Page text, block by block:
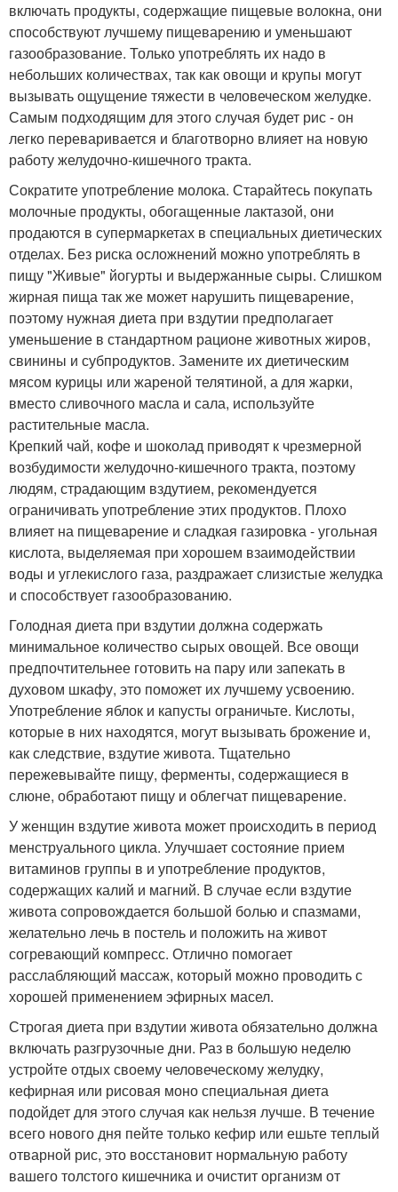
включать продукты, содержащие пищевые волокна, они
способствуют лучшему пищеварению и уменьшают
газообразование. Только употреблять их надо в
небольших количествах, так как овощи и крупы могут
вызывать ощущение тяжести в человеческом желудке.
Самым подходящим для этого случая будет рис - он
легко переваривается и благотворно влияет на новую
работу желудочно-кишечного тракта.
Сократите употребление молока. Старайтесь покупать
молочные продукты, обогащенные лактазой, они
продаются в супермаркетах в специальных диетических
отделах. Без риска осложнений можно употреблять в
пищу "Живые" йогурты и выдержанные сыры. Слишком
жирная пища так же может нарушить пищеварение,
поэтому нужная диета при вздутии предполагает
уменьшение в стандартном рационе животных жиров,
свинины и субпродуктов. Замените их диетическим
мясом курицы или жареной телятиной, а для жарки,
вместо сливочного масла и сала, используйте
растительные масла.
Крепкий чай, кофе и шоколад приводят к чрезмерной
возбудимости желудочно-кишечного тракта, поэтому
людям, страдающим вздутием, рекомендуется
ограничивать употребление этих продуктов. Плохо
влияет на пищеварение и сладкая газировка - угольная
кислота, выделяемая при хорошем взаимодействии
воды и углекислого газа, раздражает слизистые желудка
и способствует газообразованию.
Голодная диета при вздутии должна содержать
минимальное количество сырых овощей. Все овощи
предпочтительнее готовить на пару или запекать в
духовом шкафу, это поможет их лучшему усвоению.
Употребление яблок и капусты ограничьте. Кислоты,
которые в них находятся, могут вызывать брожение и,
как следствие, вздутие живота. Тщательно
пережевывайте пищу, ферменты, содержащиеся в
слюне, обработают пищу и облегчат пищеварение.
У женщин вздутие живота может происходить в период
менструального цикла. Улучшает состояние прием
витаминов группы в и употребление продуктов,
содержащих калий и магний. В случае если вздутие
живота сопровождается большой болью и спазмами,
желательно лечь в постель и положить на живот
согревающий компресс. Отлично помогает
расслабляющий массаж, который можно проводить с
хорошей применением эфирных масел.
Строгая диета при вздутии живота обязательно должна
включать разгрузочные дни. Раз в большую неделю
устройте отдых своему человеческому желудку,
кефирная или рисовая моно специальная диета
подойдет для этого случая как нельзя лучше. В течение
всего нового дня пейте только кефир или ешьте теплый
отварной рис, это восстановит нормальную работу
вашего толстого кишечника и очистит организм от